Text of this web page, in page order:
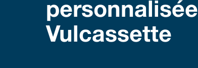
personnalisée
Vulcassette